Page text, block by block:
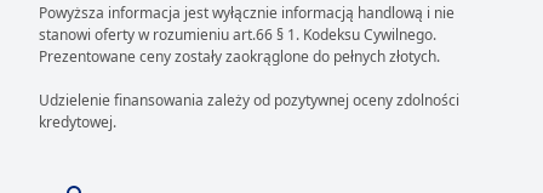
Powyższa informacja jest wyłącznie informacją handlową i nie
stanowi oferty w rozumieniu art.66 § 1. Kodeksu Cywilnego.
Prezentowane ceny zostały zaokrąglone do pełnych złotych.
Udzielenie finansowania zależy od pozytywnej oceny zdolności
kredytowej.